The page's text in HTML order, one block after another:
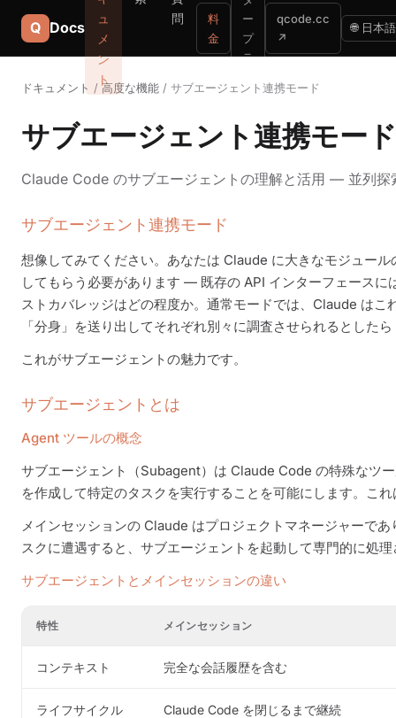
Q Docs
ュ
メ
ン
ト
問
料
金
ー
プ
ラ
ズ
qcode.cc
↗
🌐 日本語
ドキュメント / 高度な機能 / サブエージェント連携モード
サブエージェント連携モード
Claude Code のサブエージェントの理解と活用 — 並列探
サブエージェント連携モード
想像してみてください。あなたは Claude に大きなモジュー
してもらう必要があります — 既存の API インターフェース
ストカバレッジはどの程度か。通常モードでは、Claude は
「分身」を送り出してそれぞれ別々に調査させられるとしたら
これがサブエージェントの魅力です。
サブエージェントとは
Agent ツールの概念
サブエージェント（Subagent）は Claude Code の特殊なツ
を作成して特定のタスクを実行することを可能にします。こ
メインセッションの Claude はプロジェクトマネージャーで
スクに遭遇すると、サブエージェントを起動して専門的に処
サブエージェントとメインセッションの違い
特性 メインセッション
コンテキスト 完全な会話履歴を含む
ライフサイクル Claude Code を閉じるまで継続